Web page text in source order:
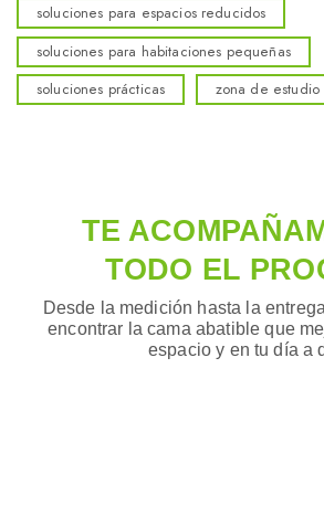
soluciones para espacios reducidos
soluciones para habitaciones pequeñas
soluciones prácticas
zona de estudio
TE
TODO EL
Desde la medición hasta la
encontrar la cama abatible que
espacio y en tu día a